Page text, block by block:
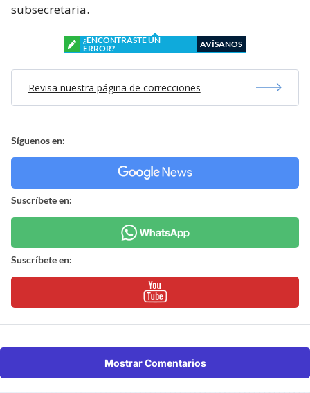
subsecretaria.
¿ENCONTRASTE UN
ERROR?
AVÍSANOS
Revisa nuestra página de correcciones
Síguenos en:
Suscríbete en:
Suscríbete en:
Mostrar Comentarios